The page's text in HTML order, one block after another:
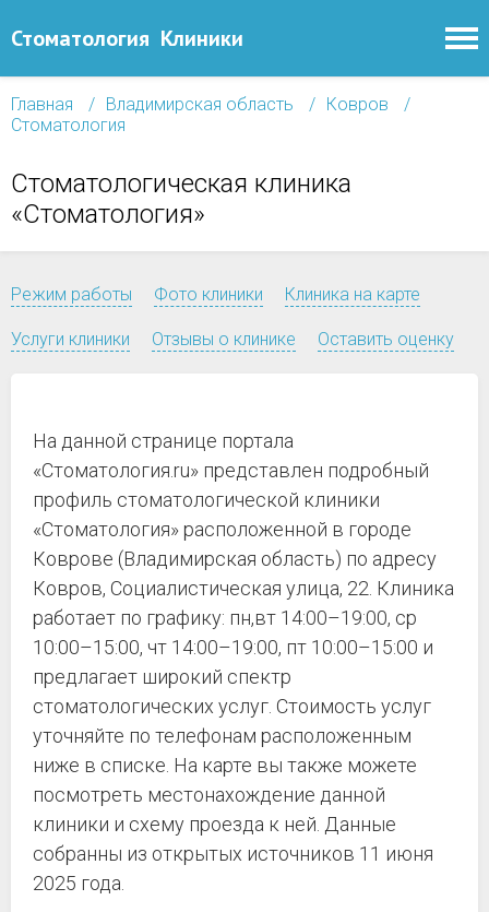
Стоматология Клиники
Главная Владимирская область
Ковров
Стоматология
Стоматологическая клиника
«Стоматология»
Режим работы Фото клиники Клиника на карте
Услуги клиники Отзывы о клинике Оставить оценку
На данной странице портала
«Стоматология.ru» представлен подробный
профиль стоматологической клиники
«Стоматология» расположенной в городе
Коврове (Владимирская область) по адресу
Ковров, Социалистическая улица, 22. Клиника
работает по графику: пн,вт 14:00–19:00, ср
10:00–15:00, чт 14:00–19:00, пт 10:00–15:00 и
предлагает широкий спектр
стоматологических услуг. Стоимость услуг
уточняйте по телефонам расположенным
ниже в списке. На карте вы также можете
посмотреть местонахождение данной
клиники и схему проезда к ней. Данные
собранны из открытых источников 11 июня
2025 года.